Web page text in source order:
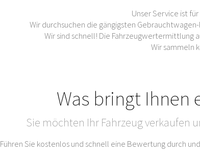
Unser Service ist
Wir durchsuchen die gängigsten
Wir sind schnell! Die Fahrzeugwertermittlung
Wir sammeln
Was bringt Ihnen
Sie möchten Ihr Fahrzeug verkaufen
Führen Sie kostenlos und schnell eine Bewertung durch